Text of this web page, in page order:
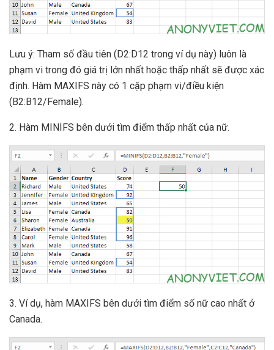
Lưu ý: Tham số đầu tiên (D2:D12 trong ví dụ này) luôn là
phạm vi trong đó giá trị lớn nhất hoặc thấp nhất sẽ được xác
định. Hàm MAXIFS này có 1 cặp phạm vi/điều kiện
(B2:B12/Female).
2. Hàm MINIFS bên dưới tìm điểm thấp nhất của nữ.
3. Ví dụ, hàm MAXIFS bên dưới tìm điểm số nữ cao nhất ở
Canada.